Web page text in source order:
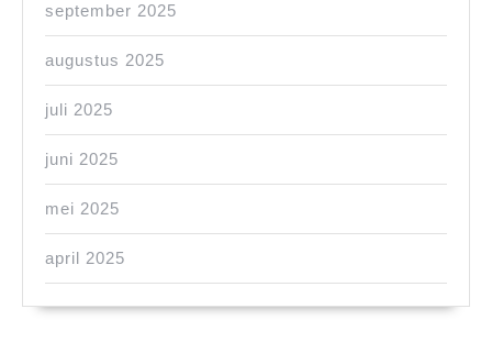
september 2025
augustus 2025
juli 2025
juni 2025
mei 2025
april 2025